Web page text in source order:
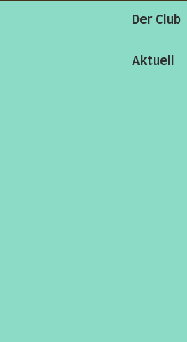
Der Club
Aktuell